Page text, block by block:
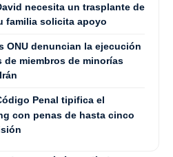
necesita un trasplante de
familia solicita apoyo
ONU denuncian la ejecución
de miembros de minorías
Penal tipifica el
con penas de hasta cinco